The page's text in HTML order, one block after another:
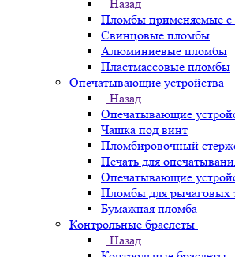
Назад
Пломбы применяемые с
Свинцовые пломбы
Алюминиевые пломбы
Пластмассовые пломбы
Опечатывающие устройства
Назад
Опечатывающие
Чашка под винт
Пломбировочный
Печать для
Опечатывающие
Пломбы для рычаговых
Бумажная пломба
Контрольные браслеты
Назад